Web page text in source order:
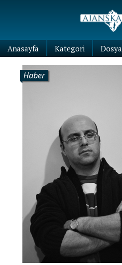
Anasayfa Kategori Dosya
Haber